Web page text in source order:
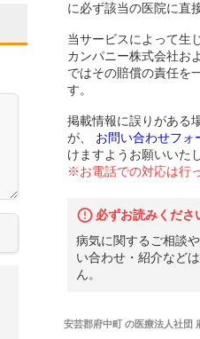
に必ず該当の医院に直
当サービスによって生
カンパニー株式会社お
ではその賠償の責任を
す。
掲載情報に誤りがある
が、
お問い合わせフォ
けますようお願いいた
※お電話での対応は行
必ずお読みくださ
病気に関するご相談
い合わせ・紹介など
ん。
安芸郡府中町の医療法人社団